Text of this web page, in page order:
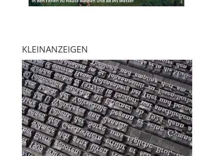
KLEINANZEIGEN